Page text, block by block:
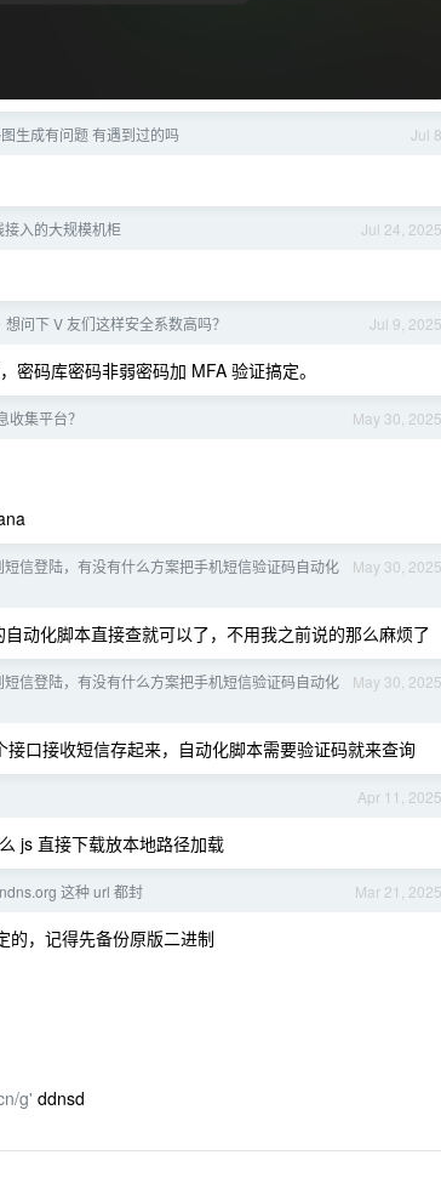
Jul 8
生成有问题 有遇到过的吗
Jul 24, 2025
入的大规模机柜
Jul 9, 2025
问下 V 友们这样安全系数高吗？
码库密码非弱密码加 MFA 验证搞定。
May 30, 2025
集平台？
May 30, 2025
信登陆，有没有什么方案把手机短信验证码自动化
动化脚本直接查就可以了，不用我之前说的那么麻烦了
May 30, 2025
信登陆，有没有什么方案把手机短信验证码自动化
口接收短信存起来，自动化脚本需要验证码就来查询
Apr 11, 2025
js 直接下载放本地路径加载
Mar 21, 2025
这种 url 都封
的，记得先备份原版二进制
g' ddnsd